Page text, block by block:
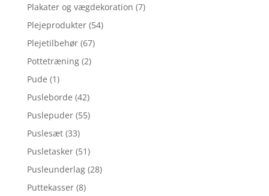
Plakater og vægdekoration (7)
Plejeprodukter (54)
Plejetilbehør (67)
Pottetræning (2)
Pude (1)
Pusleborde (42)
Puslepuder (55)
Puslesæt (33)
Pusletasker (51)
Pusleunderlag (28)
Puttekasser (8)